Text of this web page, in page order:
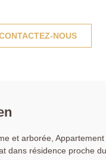
NOUS
et arborée,
dans résidence proche